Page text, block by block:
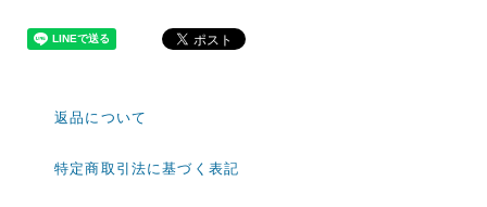
返品について
特定商取引法に基づく表記